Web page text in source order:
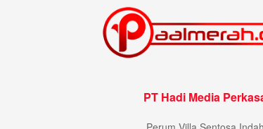
PT Hadi Media